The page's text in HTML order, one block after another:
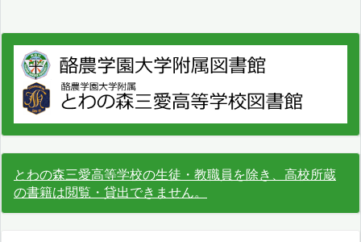
とわの森三愛高等学校の生徒・教職員を除き、高校所蔵
の書籍は閲覧・貸出できません。